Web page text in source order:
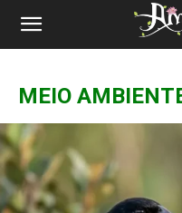
Revista
MEIO